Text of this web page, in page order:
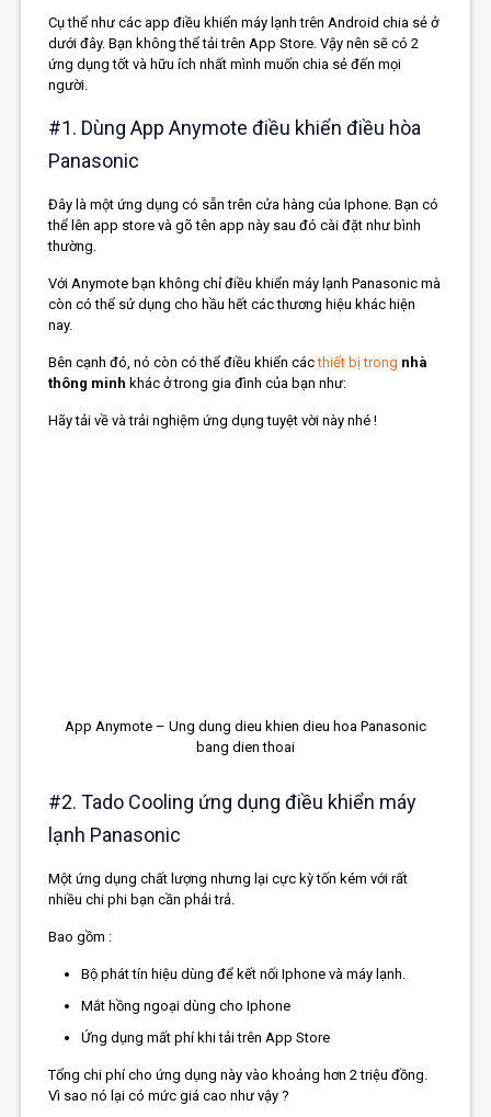
Cụ thể như các app điều khiển máy lạnh trên Android chia sẻ ở
dưới đây. Bạn không thể tải trên App Store. Vậy nên sẽ có 2
ứng dụng tốt và hữu ích nhất mình muốn chia sẻ đến mọi
người.
#1. Dùng App Anymote điều khiển điều hòa
Panasonic
Đây là một ứng dụng có sẵn trên cửa hàng của Iphone. Bạn có
thể lên app store và gõ tên app này sau đó cài đặt như bình
thường.
Với Anymote bạn không chỉ điều khiển máy lạnh Panasonic mà
còn có thể sử dụng cho hầu hết các thương hiệu khác hiện
nay.
Bên cạnh đó, nó còn có thể điều khiển cácthiết bị trong nhà
thông minh khác ở trong gia đình của bạn như:
Hãy tải về và trải nghiệm ứng dụng tuyệt vời này nhé !
App Anymote – Ung dung dieu khien dieu hoa Panasonic
bang dien thoai
#2. Tado Cooling ứng dụng điều khiển máy
lạnh Panasonic
Một ứng dụng chất lượng nhưng lại cực kỳ tốn kém với rất
nhiều chi phi bạn cần phải trả.
Bao gồm :
Bộ phát tín hiệu dùng để kết nối Iphone và máy lạnh.
Mắt hồng ngoại dùng cho Iphone
Ứng dụng mất phí khi tải trên App Store
Tổng chi phí cho ứng dụng này vào khoảng hơn 2 triệu đồng.
Vì sao nó lại có mức giá cao như vậy ?